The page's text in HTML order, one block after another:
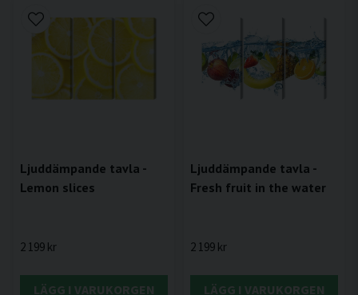
Ljuddämpande tavla -
Lemon slices
2 199 kr
LÄGG I VARUKORGEN
Ljuddämpande tavla -
Fresh fruit in the water
2 199 kr
LÄGG I VARUKORGEN